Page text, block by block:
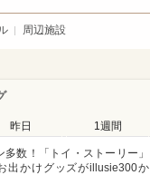
周辺施設
昨日 1週間
多数！「トイ・ストーリー」
出かけグッズがillusie300か